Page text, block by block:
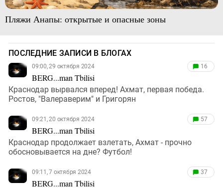
Пляжи Анапы: открытые и опасные зоны
ПОСЛЕДНИЕ ЗАПИСИ В БЛОГАХ
09:00, 29 октября 2024
BERG...man Tbilisi
16
Краснодар вырвался вперед! Ахмат, первая победа.
Ростов, "Валераверим" и Григорян
09:21, 20 октября 2024
BERG...man Tbilisi
57
Краснодар продолжает взлетать, Ахмат - прочно
обосновывается на дне? Футбол!
09:11, 7 октября 2024
BERG...man Tbilisi
37